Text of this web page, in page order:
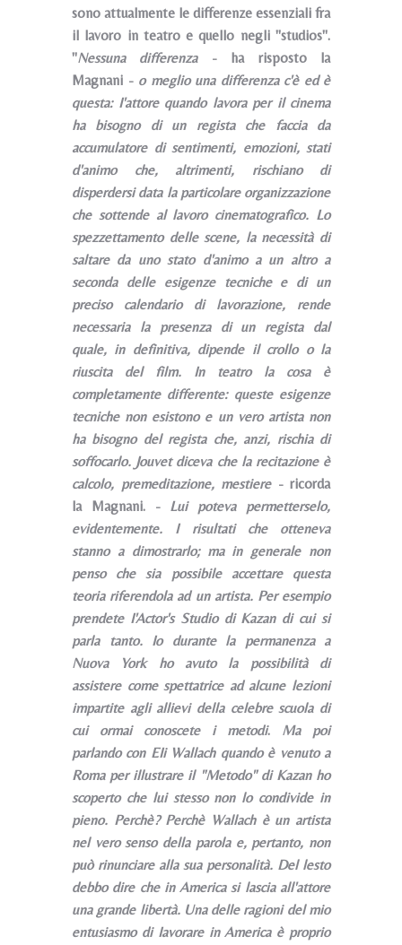
sono attualmente le differenze essenziali fra
il lavoro in teatro e quello negli "studios".
"Nessuna differenza- ha risposto la
Magnani - o meglio una differenza c'è ed è
questa: I'attore quando lavora per il cinema
ha bisogno di un regista che faccia da
accumulatore di sentimenti, emozioni, stati
d'animo che, altrimenti, rischiano di
disperdersi data la particolare organizzazione
che sottende al lavoro cinematografico. Lo
spezzettamento delle scene, la necessità di
saltare da uno stato d'animo a un altro a
seconda delle esigenze tecniche e di un
preciso calendario di lavorazione, rende
necessaria la presenza di un regista dal
quale, in definitiva, dipende il crollo o la
riuscita del film. In teatro la cosa è
completamente differente: queste esigenze
tecniche non esistono e un vero artista non
ha bisogno del regista che, anzi, rischia di
soffocarlo. Jouvet diceva che la recitazione è
calcolo, premeditazione, mestiere- ricorda
la Magnani. - Lui poteva permetterselo,
evidentemente. I risultati che otteneva
stanno a dimostrarlo; ma in generale non
penso che sia possibile accettare questa
teoria riferendola ad un artista. Per esempio
prendete I'Actor's Studio di Kazan di cui si
parla tanto. Io durante la permanenza a
Nuova York ho avuto la possibilità di
assistere come spettatrice ad alcune lezioni
impartite agli allievi della celebre scuola di
cui ormai conoscete i metodi. Ma poi
parlando con EIi Wallach quando è venuto a
Roma per illustrare il "Metodo" di Kazan ho
scoperto che lui stesso non lo condivide in
pieno. Perchè? Perchè Wallach è un artista
nel vero senso della parola e, pertanto, non
può rinunciare alla sua personalità. Del lesto
debbo dire che in America si lascia all'attore
una grande libertà. Una delle ragioni del mio
entusiasmo di Iavorare in America è proprio